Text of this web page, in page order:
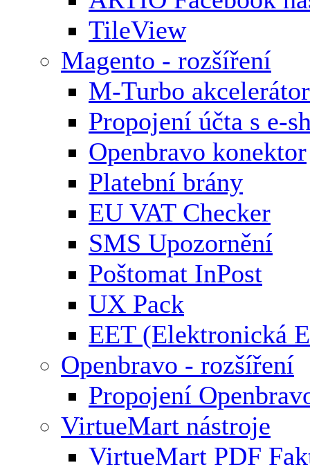
TileView
Magento - rozšíření
M-Turbo akcelerátor
Propojení účta s e-
Openbravo konektor
Platební brány
EU VAT Checker
SMS Upozornění
Poštomat InPost
UX Pack
EET (Elektronická
Openbravo - rozšíření
Propojení
VirtueMart nástroje
VirtueMart PDF